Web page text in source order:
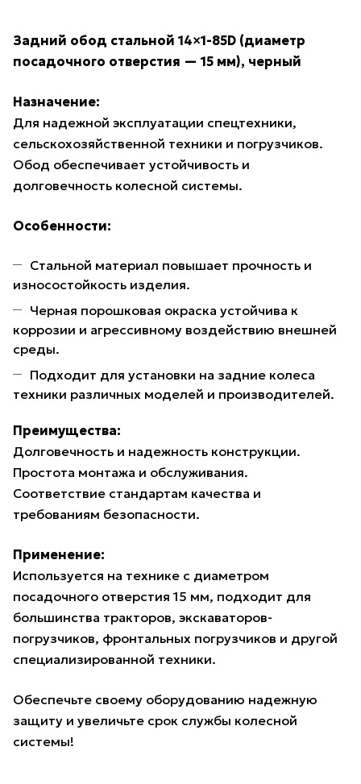
Задний обод стальной 14×1-85D (диаметр
посадочного отверстия — 15 мм), черный
Назначение:
Для надежной эксплуатации спецтехники,
сельскохозяйственной техники и погрузчиков.
Обод обеспечивает устойчивость и
долговечность колесной системы.
Особенности:
Стальной материал повышает прочность и
износостойкость изделия.
Черная порошковая окраска устойчива к
коррозии и агрессивному воздействию внешней
среды.
Подходит для установки на задние колеса
техники различных моделей и производителей.
Преимущества:
Долговечность и надежность конструкции.
Простота монтажа и обслуживания.
Соответствие стандартам качества и
требованиям безопасности.
Применение:
Используется на технике с диаметром
посадочного отверстия 15 мм, подходит для
большинства тракторов, экскаваторов-
погрузчиков, фронтальных погрузчиков и другой
специализированной техники.
Обеспечьте своему оборудованию надежную
защиту и увеличьте срок службы колесной
системы!